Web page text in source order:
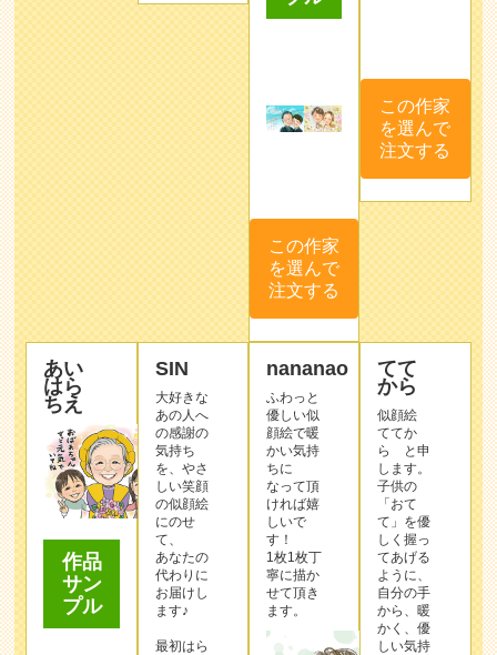
この作家
を選んで
注文する
この作家
を選んで
注文する
あい
はら
ちえ
作品
サン
プル
SIN
大好きな
あの人へ
の感謝の
気持ち
を、やさ
しい笑顔
の似顔絵
にのせ
て、
あなたの
代わりに
お届けし
ます♪
最初はら
nananao
ふわっと
優しい似
顔絵で暖
かい気持
ちに
なって頂
ければ嬉
しいで
す！
1枚1枚丁
寧に描か
せて頂き
ます。
てて
から
似顔絵
ててか
ら と申
します。
子供の
「おて
て」を優
しく握っ
てあげる
ように、
自分の手
から、暖
かく、優
しい気持